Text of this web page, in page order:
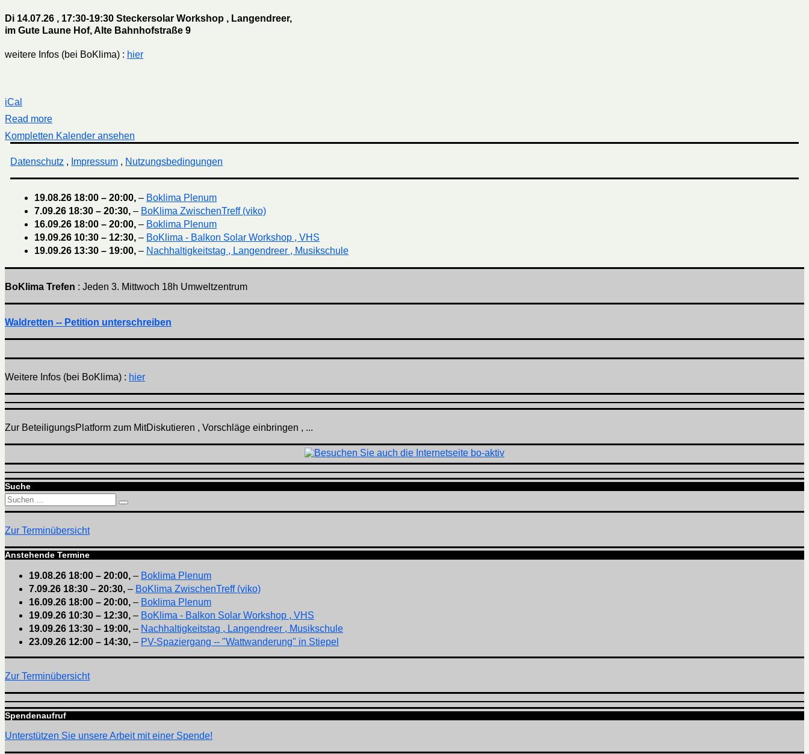
Di 14.07.26 , 17:30-19:30 Steckersolar Workshop , Langendreer,
im Gute Laune Hof, Alte Bahnhofstraße 9
weitere Infos (bei BoKlima) : hier
iCal
Read more
Kompletten Kalender ansehen
Datenschutz , Impressum , Nutzungsbedingungen
19.08.26 18:00 – 20:00,– Boklima Plenum
7.09.26 18:30 – 20:30,– BoKlima ZwischenTreff (viko)
16.09.26 18:00 – 20:00,– Boklima Plenum
19.09.26 10:30 – 12:30,– BoKlima - Balkon Solar Workshop , VHS
19.09.26 13:30 – 19:00,– Nachhaltigkeitstag , Langendreer , Musikschule
BoKlima Trefen : Jeden 3. Mittwoch 18h Umweltzentrum
Waldretten -- Petition unterschreiben
Weitere Infos (bei BoKlima) : hier
Zur BeteiligungsPlatform zum MitDiskutieren , Vorschläge einbringen , ...
Suche
Suchen
nach:
Suchen
Zur Terminübersicht
Anstehende Termine
19.08.26 18:00 – 20:00, – Boklima Plenum
7.09.26 18:30 – 20:30, – BoKlima ZwischenTreff (viko)
16.09.26 18:00 – 20:00, – Boklima Plenum
19.09.26 10:30 – 12:30, – BoKlima - Balkon Solar Workshop , VHS
19.09.26 13:30 – 19:00, – Nachhaltigkeitstag , Langendreer , Musikschule
23.09.26 12:00 – 14:30, – PV-Spaziergang -- "Wattwanderung" in Stiepel
Zur Terminübersicht
Spendenaufruf
Unterstützen Sie unsere Arbeit mit einer Spende!